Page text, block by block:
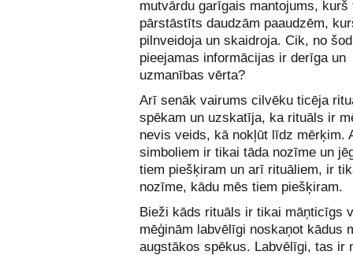
mutvārdu garīgais mantojums, kurš
pārstāstīts daudzām paaudzēm,
pilnveidoja un skaidroja. Cik, no
pieejamas informācijas ir derīga un
uzmanības vērta?
Arī senāk vairums cilvēku ticēja
spēkam un uzskatīja, ka rituāls ir
nevis veids, kā nokļūt līdz mērķim.
simboliem ir tikai tāda nozīme un
tiem piešķiram un arī rituāliem, ir
nozīme, kādu mēs tiem piešķiram.
Bieži kāds rituāls ir tikai māņticīgs
mēģinām labvēlīgi noskaņot kādus
augstākos spēkus. Labvēlīgi, tas ir